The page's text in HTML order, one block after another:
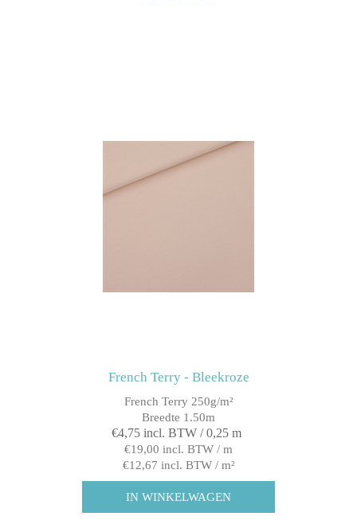
French Terry - Bleekroze
French Terry 250g/m²
Breedte 1.50m
€4,75 incl. BTW / 0,25 m
€19,00 incl. BTW / m
€12,67 incl. BTW / m²